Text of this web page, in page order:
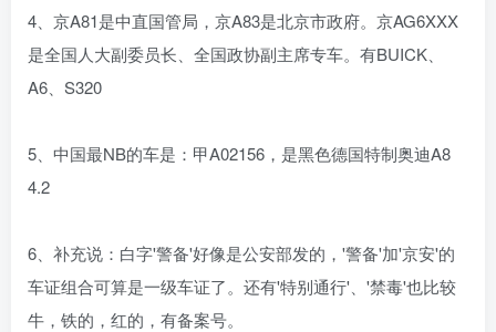
4、京A81是中直国管局，京A83是北京市政府。京AG6XXX
是全国人大副委员长、全国政协副主席专车。有BUICK、
A6、S320
5、中国最NB的车是：甲A02156，是黑色德国特制奥迪A8
4.2
6、补充说：白字'警备'好像是公安部发的，'警备'加'京安'的
车证组合可算是一级车证了。还有'特别通行'、'禁毒'也比较
牛，铁的，红的，有备案号。